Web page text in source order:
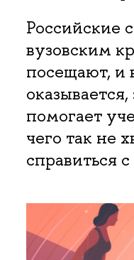
Российские
вузовским
посещают, и
помогает
чего так не
справиться